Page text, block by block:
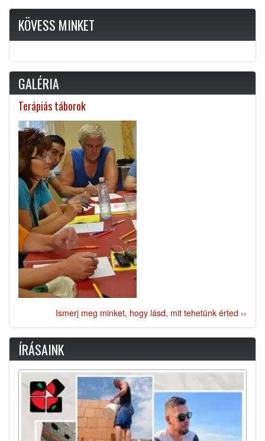
KÖVESS MINKET
GALÉRIA
Terápiás táborok
Ismerj meg minket, hogy lásd, mit tehetünk érted ››
ÍRÁSAINK